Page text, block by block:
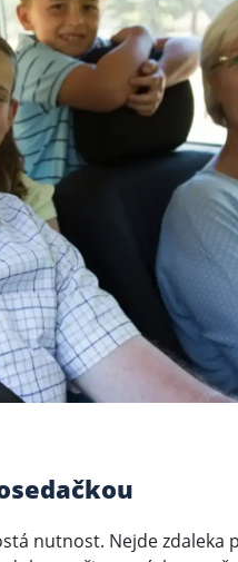
nutnost. Nejde zdaleka